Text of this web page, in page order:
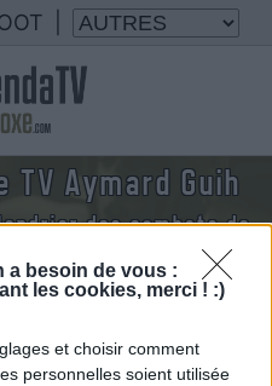
a besoin de vous :
les cookies, merci ! :)
et choisir comment
personnelles soient utilisée
Aymard Guih
des combats de
à la TV en France